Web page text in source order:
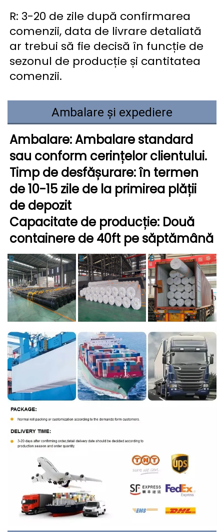
R: 3-20 de zile după confirmarea
comenzii, data de livrare detaliată
ar trebui să fie decisă în funcție de
sezonul de producție și cantitatea
comenzii.
Ambalare și expediere
Ambalare: Ambalare standard
sau conform cerințelor clientului.
Timp de desfășurare: în termen
de 10-15 zile de la primirea plății
de depozit
Capacitate de producție: Două